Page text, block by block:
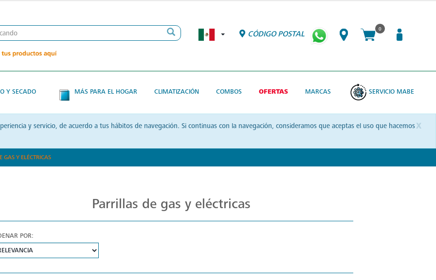
CÓDIGO POSTAL
0
Y SECADO MÁS PARA EL HOGAR CLIMATIZACIÓN COMBOS OFERTAS MARCAS SERVICIO MABE
x
y servicio, de acuerdo a tus hábitos de navegación. Si continuas con la navegación, consideramos que aceptas el uso que hacemos
GAS Y ELÉCTRICAS
Parrillas de gas y eléctricas
POR: